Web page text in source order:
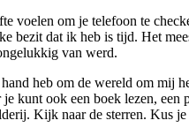
voelen om je telefoon te
bezit dat ik heb is tijd. Het
van werd.
heb om de wereld om mij
kunt ook een boek lezen,
Kijk naar de sterren. Kus